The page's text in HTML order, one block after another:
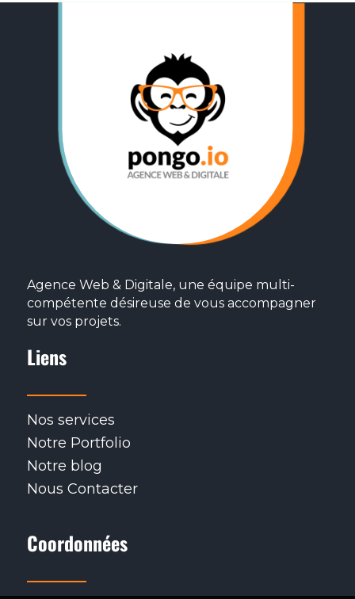
Agence Web & Digitale, une équipe multi-
compétente désireuse de vous accompagner
sur vos projets.
Liens
Nos services
Notre Portfolio
Notre blog
Nous Contacter
Coordonnées